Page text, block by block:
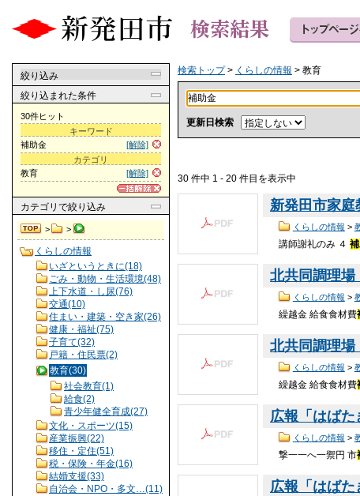
絞り込み
絞り込まれた条件
30件ヒット
キーワード
[解除]
補助金
カテゴリ
[解除]
教育
カテゴリ で絞り込み
> >
くらしの情報
いざというときに(18)
ごみ・動物・生活環境(48)
上下水道・し尿(76)
交通(10)
住まい・建築・空き家(26)
健康・福祉(75)
子育て(32)
戸籍・住民票(2)
教育(30)
社会教育(1)
給食(2)
青少年健全育成(27)
文化・スポーツ(15)
産業振興(22)
移住・定住(51)
税・保険・年金(16)
結婚支援(33)
自治会・NPO・多文…(11)
検索トップ> くらしの情報 > 教育
更新日検索
30 件中 1 - 20 件目を表示中
新発田市家庭
くらしの情報 >
講師謝礼のみ ４
北共同調理場
くらしの情報 >
繰越金 給食食材費
北共同調理場
くらしの情報 >
繰越金 給食食材費
広報「はばた
くらしの情報 >
撃一一へ一禦円 市
広報「はばた